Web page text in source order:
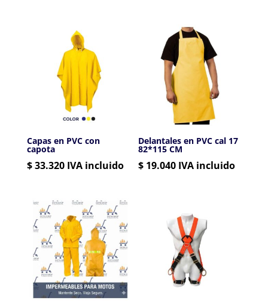
Capas en PVC con
capota
$33.320 IVA incluido
Delantales en PVC cal 17
82*115 CM
$ 19.040 IVA incluido